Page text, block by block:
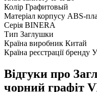
Колір Графитовый
Матеріал корпусу ABS-
Серія BINERA
Тип Заглушки
Країна виробник Китай
Країна реєстрації бренду
Відгуки про
чорний графіт